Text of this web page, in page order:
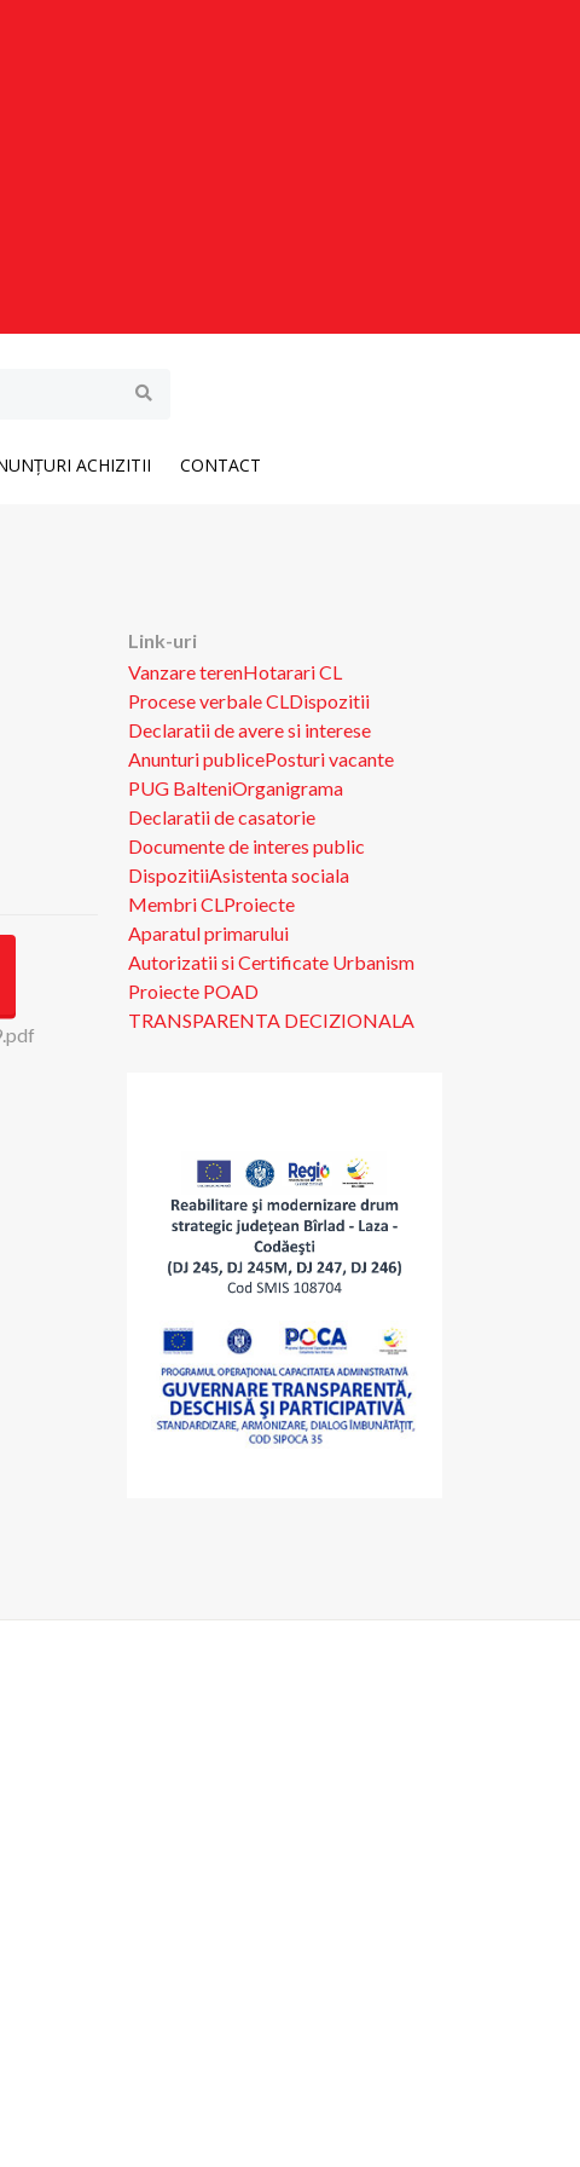
ACHIZITII CONTACT
Link-uri
Vanzare terenHotarari CL
Procese verbale CLDispozitii
Declaratii de avere si interese
Anunturi publicePosturi vacante
PUG BalteniOrganigrama
Declaratii de casatorie
Documente de interes public
DispozitiiAsistenta sociala
Membri CLProiecte
Aparatul primarului
Autorizatii si Certificate Urbanism
Proiecte POAD
TRANSPARENTA DECIZIONALA